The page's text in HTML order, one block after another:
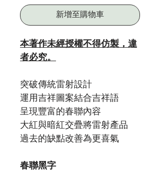
新增至購物車
本著作未經授權不得仿製，違
者必究。
突破傳統雷射設計
運用吉祥圖案結合吉祥語
呈現豐富的春聯內容
大紅與暗紅交疊將雷射產品
過去的缺點改善為更喜氣
春聯黑字